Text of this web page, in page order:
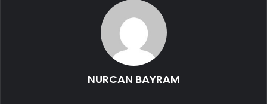
NURCAN BAYRAM